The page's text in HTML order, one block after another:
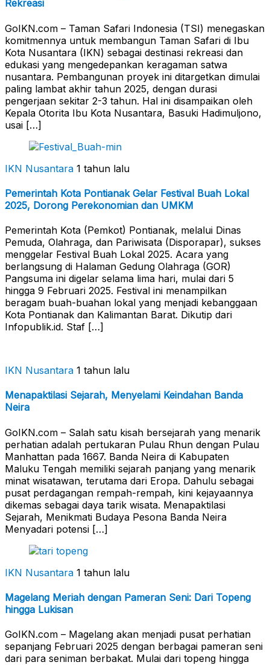
Rekreasi
GoIKN.com – Taman Safari Indonesia (TSI) menegaskan
komitmennya untuk membangun Taman Safari di Ibu
Kota Nusantara (IKN) sebagai destinasi rekreasi dan
edukasi yang mengedepankan keragaman satwa
nusantara. Pembangunan proyek ini ditargetkan dimulai
paling lambat akhir tahun 2025, dengan durasi
pengerjaan sekitar 2-3 tahun. Hal ini disampaikan oleh
Kepala Otorita Ibu Kota Nusantara, Basuki Hadimuljono,
usai […]
IKN Nusantara 1 tahun lalu
Pemerintah Kota Pontianak Gelar Festival Buah Lokal
2025, Dorong Perekonomian dan UMKM
Pemerintah Kota (Pemkot) Pontianak, melalui Dinas
Pemuda, Olahraga, dan Pariwisata (Disporapar), sukses
menggelar Festival Buah Lokal 2025. Acara yang
berlangsung di Halaman Gedung Olahraga (GOR)
Pangsuma ini digelar selama lima hari, mulai dari 5
hingga 9 Februari 2025. Festival ini menampilkan
beragam buah-buahan lokal yang menjadi kebanggaan
Kota Pontianak dan Kalimantan Barat. Dikutip dari
Infopublik.id. Staf […]
IKN Nusantara 1 tahun lalu
Menapaktilasi Sejarah, Menyelami Keindahan Banda
Neira
GoIKN.com – Salah satu kisah bersejarah yang menarik
perhatian adalah pertukaran Pulau Rhun dengan Pulau
Manhattan pada 1667. Banda Neira di Kabupaten
Maluku Tengah memiliki sejarah panjang yang menarik
minat wisatawan, terutama dari Eropa. Dahulu sebagai
pusat perdagangan rempah-rempah, kini kejayaannya
dikemas sebagai daya tarik wisata. Menapaktilasi
Sejarah, Menikmati Budaya Pesona Banda Neira
Menyadari potensi […]
IKN Nusantara 1 tahun lalu
Magelang Meriah dengan Pameran Seni: Dari Topeng
hingga Lukisan
GoIKN.com – Magelang akan menjadi pusat perhatian
sepanjang Februari 2025 dengan berbagai pameran seni
dari para seniman berbakat. Mulai dari topeng hingga